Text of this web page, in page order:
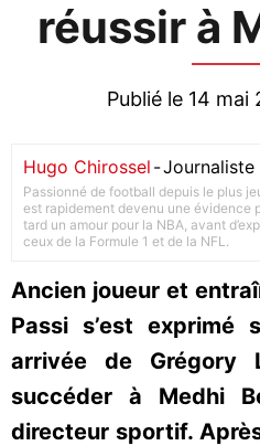
réussir à
Publié le 14
Hugo Chirossel -Journaliste
Passionné de football depuis le plus
est rapidement devenu une évidence
tard un amour pour la NBA, avant
ceux de la Formule 1 et de la NFL.
Ancien joueur et
Passi s’est exprimé
arrivée de Grégory
succéder à Medhi
directeur sportif.